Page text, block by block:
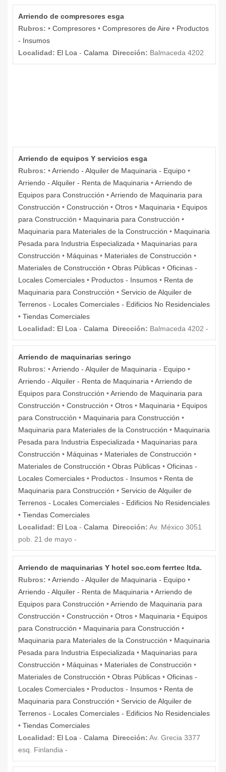
Arriendo de compresores esga
Rubros: • Compresores • Compresores de Aire • Productos
- Insumos
Localidad: El Loa - Calama Dirección: Balmaceda 4202
Arriendo de equipos Y servicios esga
Rubros: •Arriendo - Alquiler de Maquinaria - Equipo •
Arriendo - Alquiler - Renta de Maquinaria •Arriendo de
Equipos para Construcción •Arriendo de Maquinaria para
Construcción • Construcción • Otros • Maquinaria • Equipos
para Construcción • Maquinaria para Construcción •
Maquinaria para Materiales de la Construcción • Maquinaria
Pesada para Industria Especializada • Maquinarias para
Construcción • Máquinas • Materiales de Construcción •
Materiales de Construcción • Obras Públicas • Oficinas -
Locales Comerciales • Productos - Insumos • Renta de
Maquinaria para Construcción • Servicio de Alquiler de
Terrenos - Locales Comerciales - Edificios No Residenciales
• Tiendas Comerciales
Localidad: El Loa - Calama Dirección: Balmaceda 4202 -
Arriendo de maquinarias seringo
Rubros: •Arriendo - Alquiler de Maquinaria - Equipo •
Arriendo - Alquiler - Renta de Maquinaria •Arriendo de
Equipos para Construcción •Arriendo de Maquinaria para
Construcción • Construcción • Otros • Maquinaria • Equipos
para Construcción • Maquinaria para Construcción •
Maquinaria para Materiales de la Construcción • Maquinaria
Pesada para Industria Especializada • Maquinarias para
Construcción • Máquinas • Materiales de Construcción •
Materiales de Construcción • Obras Públicas • Oficinas -
Locales Comerciales • Productos - Insumos • Renta de
Maquinaria para Construcción • Servicio de Alquiler de
Terrenos - Locales Comerciales - Edificios No Residenciales
• Tiendas Comerciales
Localidad: El Loa - Calama Dirección: Av. México 3051
pob. 21 de mayo -
Arriendo de maquinarias Y hotel soc.com ferrtec ltda.
Rubros: •Arriendo - Alquiler de Maquinaria - Equipo •
Arriendo - Alquiler - Renta de Maquinaria •Arriendo de
Equipos para Construcción •Arriendo de Maquinaria para
Construcción • Construcción • Otros • Maquinaria • Equipos
para Construcción • Maquinaria para Construcción •
Maquinaria para Materiales de la Construcción • Maquinaria
Pesada para Industria Especializada • Maquinarias para
Construcción • Máquinas • Materiales de Construcción •
Materiales de Construcción • Obras Públicas • Oficinas -
Locales Comerciales • Productos - Insumos • Renta de
Maquinaria para Construcción • Servicio de Alquiler de
Terrenos - Locales Comerciales - Edificios No Residenciales
• Tiendas Comerciales
Localidad: El Loa - Calama Dirección: Av. Grecia 3377
esq. Finlandia -